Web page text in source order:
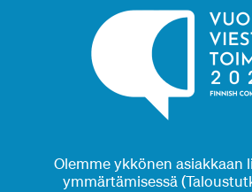
Olemme ykkönen asiakkaan
ymmärtämisessä